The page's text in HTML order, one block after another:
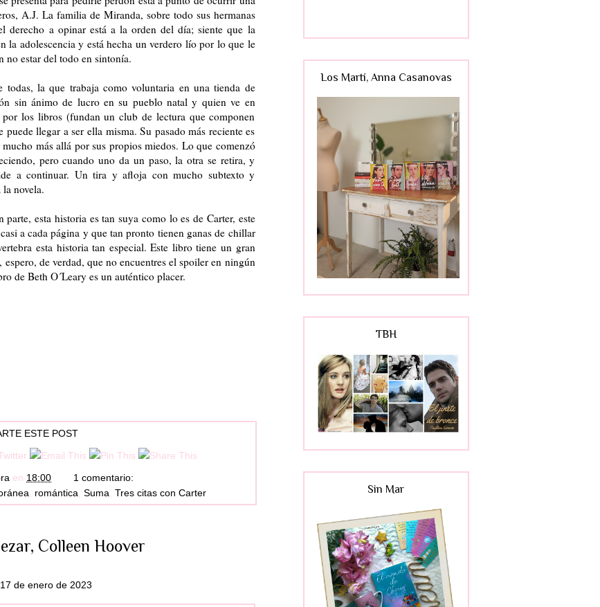
A.J. La familia de Miranda, sobre todo sus hermanas
derecho a opinar está a la orden del día; siente que la
la adolescencia y está hecha un verdero lío por lo que le
no estar del todo en sintonía.
la que trabaja como voluntaria en una tienda de
sin ánimo de lucro en su pueblo natal y quien ve en
los libros (fundan un club de lectura que componen
llegar a ser ella misma. Su pasado más reciente es
más allá por sus propios miedos. Lo que comenzó
pero cuando uno da un paso, la otra se retira, y
a continuar. Un tira y afloja con mucho subtexto y
novela.
esta historia es tan suya como lo es de Carter, este
a cada página y que tan pronto tienen ganas de chillar
esta historia tan especial. Este libro tiene un gran
de verdad, que no encuentres el spoiler en ningún
de Beth O´Leary es un auténtico placer.
ESTE POST
en 18:00
1 comentario:
romántica Suma Tres citas con Carter
Colleen Hoover
de enero de 2023
Los Martí, Anna Casanovas
TBH
Sin Mar